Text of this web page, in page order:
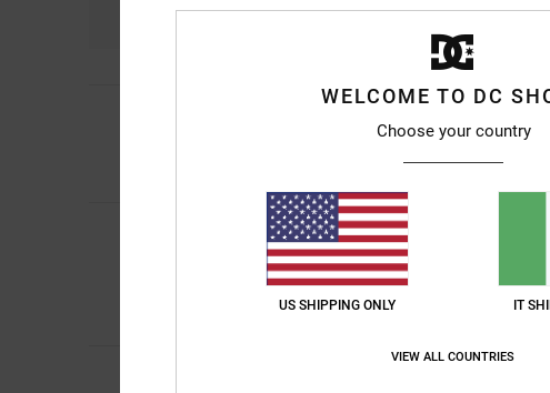
Leigh
Li ha scelti mio figlio, non
Mostra originale - English
Doriano
Ingombrante ma davvero
Mostra originale - English
Comfort
Rapporto
WELCOME TO DC
Choose your country
US SHIPPING ONLY IT
VIEW ALL COUNTRIES